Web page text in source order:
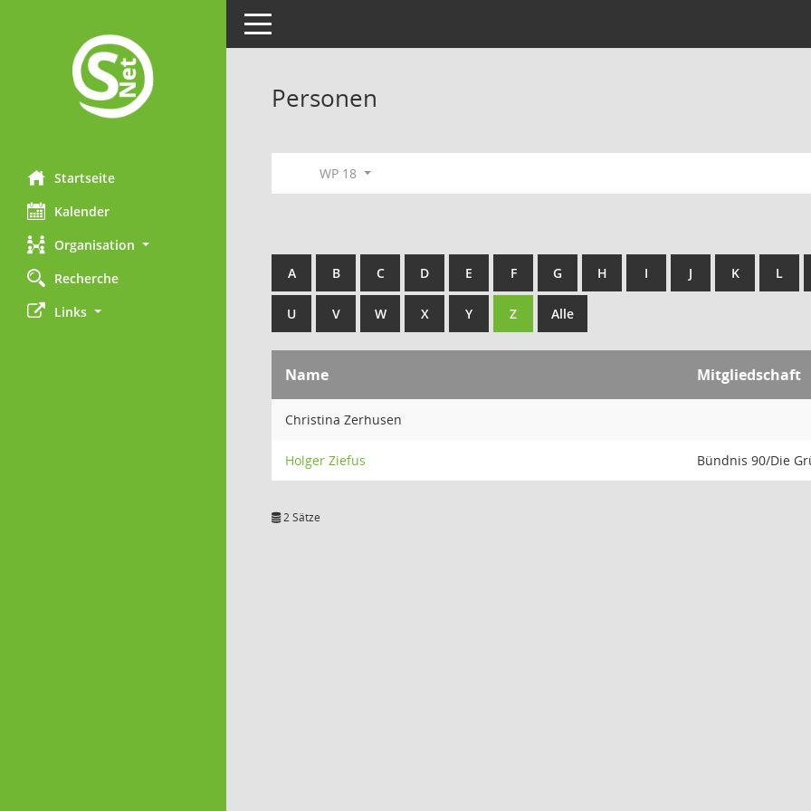
Startseite
Kalender
Organisation
Recherche
Links
Toggle navigation
Personen
WP 18
A B C D E F G H I J K L
U V W X Y Z Alle
Name Mitgliedschaft
Christina Zerhusen
Holger Ziefus Bündnis 90/Die
2 Sätze